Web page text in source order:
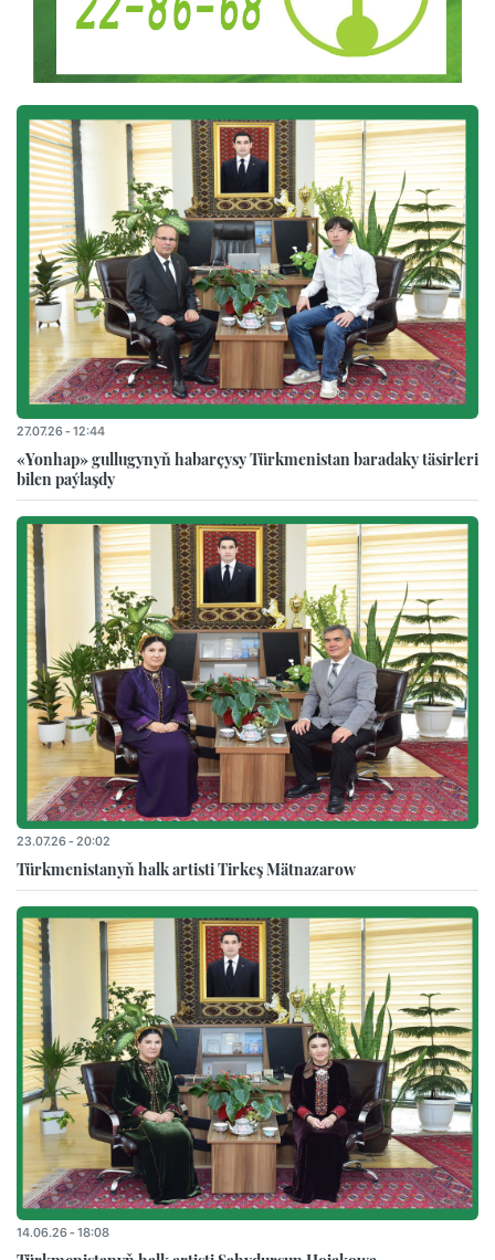
27.07.26 - 12:44
«Yonhap» gullugynyň habarçysy Türkmenistan baradaky täsirleri
bilen paýlaşdy
23.07.26 - 20:02
Türkmenistanyň halk artisti Tirkeş Mätnazarow
14.06.26 - 18:08